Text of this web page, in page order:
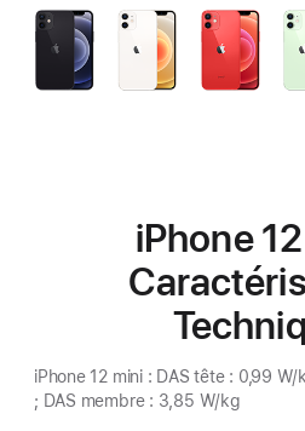
iPhone
iPhone 12 mini : DAS tête : 0,99
; DAS membre : 3,85 W/kg